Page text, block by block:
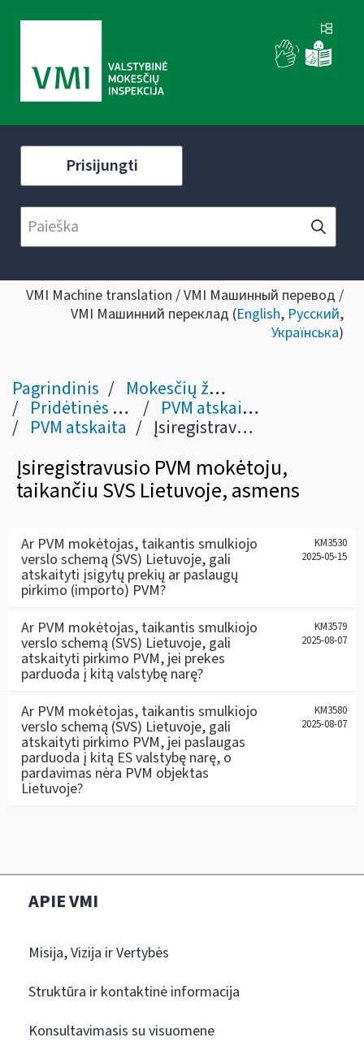
Prisijungti
VMI Machine translation / VMI Машинный перевод /
VMI Машинний переклад (English, Русский,
Українська)
Pagrindinis Mokesčių žinynas
Pridėtinės vertės mokestis PVM atskaita ir jos tikslinimas (57-69 str.)
PVM atskaita Įsiregistravusio PVM mokėtoju, taikančiu SVS Lietuvoje, asmens
Įsiregistravusio PVM mokėtoju,
taikančiu SVS Lietuvoje, asmens
Ar PVM mokėtojas, taikantis smulkiojo
verslo schemą (SVS) Lietuvoje, gali
atskaityti įsigytų prekių ar paslaugų
pirkimo (importo) PVM?
KM3530
2025-05-15
Ar PVM mokėtojas, taikantis smulkiojo
verslo schemą (SVS) Lietuvoje, gali
atskaityti pirkimo PVM, jei prekes
parduoda į kitą valstybę narę?
KM3579
2025-08-07
Ar PVM mokėtojas, taikantis smulkiojo
verslo schemą (SVS) Lietuvoje, gali
atskaityti pirkimo PVM, jei paslaugas
parduoda į kitą ES valstybę narę, o
pardavimas nėra PVM objektas
Lietuvoje?
KM3580
2025-08-07
APIE VMI
Misija, Vizija ir Vertybės
Struktūra ir kontaktinė informacija
Konsultavimasis su visuomene